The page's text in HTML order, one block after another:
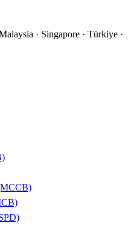
· Singapore · Türkiye ·